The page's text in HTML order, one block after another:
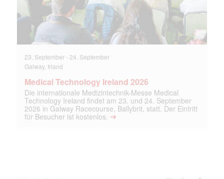
23. September- 24. September
Galway, Irland
Medical Technology Ireland 2026
Die internationale Medizintechnik-Messe Medical
Technology Ireland findet am 23. und 24. September
2026 in Galway Racecourse, Ballybrit, statt. Der Eintritt
für Besucher ist kostenlos. ➔